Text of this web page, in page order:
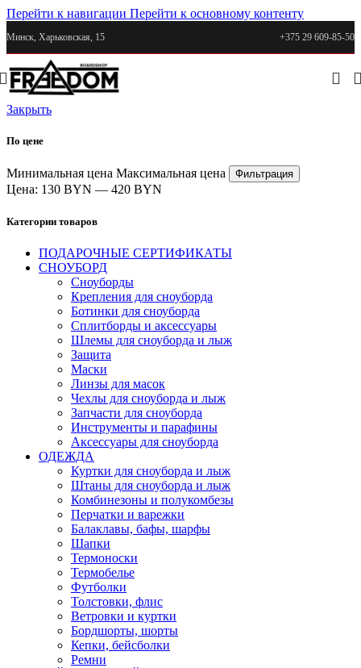
Перейти к навигации Перейти к основному контенту
Минск, Харьковская, 15 +375 29 609-85-50
Закрыть
По цене
Минимальная цена Максимальная цена Фильтрация
Цена: 130 BYN — 420 BYN
Категории товаров
ПОДАРОЧНЫЕ СЕРТИФИКАТЫ
СНОУБОРД
Сноуборды
Крепления для сноуборда
Ботинки для сноуборда
Сплитборды и аксессуары
Шлемы для сноуборда и лыж
Защита
Маски
Линзы для масок
Чехлы для сноуборда и лыж
Запчасти для сноуборда
Инструменты и парафины
Аксессуары для сноуборда
ОДЕЖДА
Куртки для сноуборда и лыж
Штаны для сноуборда и лыж
Комбинезоны и полукомбезы
Перчатки и варежки
Балаклавы, бафы, шарфы
Шапки
Термоноски
Термобелье
Футболки
Толстовки, флис
Ветровки и куртки
Бордшорты, шорты
Кепки, бейсболки
Ремни